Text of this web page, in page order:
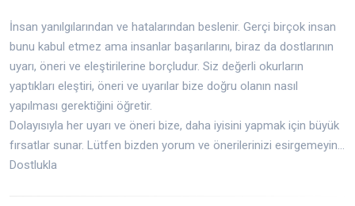
İnsan yanılgılarından ve hatalarından beslenir. Gerçi birçok insan
bunu kabul etmez ama insanlar başarılarını, biraz da dostlarının
uyarı, öneri ve eleştirilerine borçludur. Siz değerli okurların
yaptıkları eleştiri, öneri ve uyarılar bize doğru olanın nasıl
yapılması gerektiğini öğretir.
Dolayısıyla her uyarı ve öneri bize, daha iyisini yapmak için büyük
fırsatlar sunar. Lütfen bizden yorum ve önerilerinizi esirgemeyin...
Dostlukla